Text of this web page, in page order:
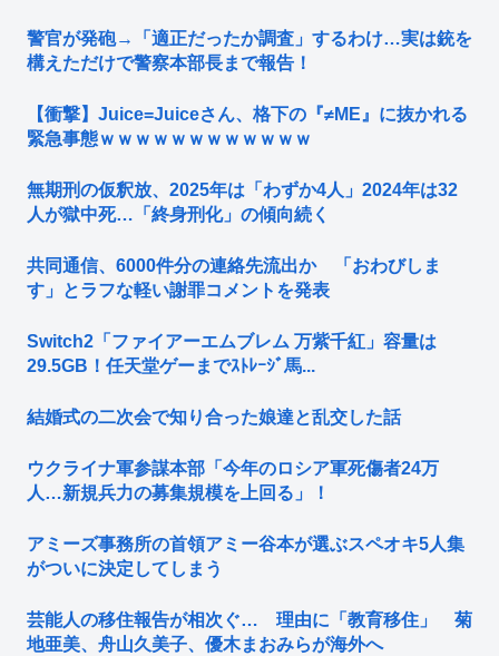
警官が発砲→「適正だったか調査」するわけ…実は銃を
構えただけで警察本部長まで報告！
【衝撃】Juice=Juiceさん、格下の『≠ME』に抜かれる
緊急事態ｗｗｗｗｗｗｗｗｗｗｗｗ
無期刑の仮釈放、2025年は「わずか4人」2024年は32
人が獄中死…「終身刑化」の傾向続く
共同通信、6000件分の連絡先流出か 「おわびしま
す」とラフな軽い謝罪コメントを発表
Switch2「ファイアーエムブレム 万紫千紅」容量は
29.5GB！任天堂ゲーまでｽﾄﾚｰｼﾞ馬...
結婚式の二次会で知り合った娘達と乱交した話
ウクライナ軍参謀本部「今年のロシア軍死傷者24万
人…新規兵力の募集規模を上回る」！
アミーズ事務所の首領アミー谷本が選ぶスペオキ5人集
がついに決定してしまう
芸能人の移住報告が相次ぐ… 理由に「教育移住」 菊
地亜美、舟山久美子、優木まおみらが海外へ